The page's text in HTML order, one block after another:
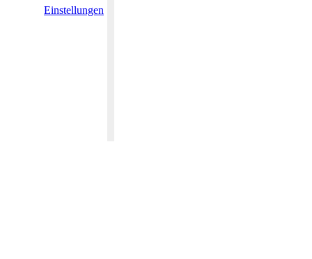
Einstellungen